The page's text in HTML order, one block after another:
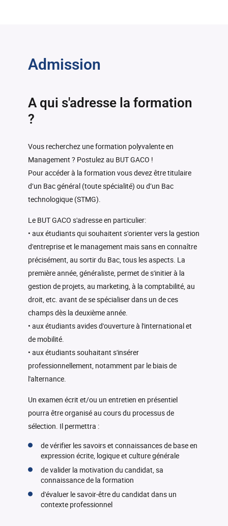
Admission
A qui s'adresse la formation
?
Vous recherchez une formation polyvalente en
Management ? Postulez au BUT GACO !
Pour accéder à la formation vous devez être titulaire
d’un Bac général (toute spécialité) ou d’un Bac
technologique (STMG).
Le BUT GACO s'adresse en particulier:
• aux étudiants qui souhaitent s'orienter vers la gestion
d'entreprise et le management mais sans en connaître
précisément, au sortir du Bac, tous les aspects. La
première année, généraliste, permet de s'initier à la
gestion de projets, au marketing, à la comptabilité, au
droit, etc. avant de se spécialiser dans un de ces
champs dès la deuxième année.
• aux étudiants avides d'ouverture à l'international et
de mobilité.
• aux étudiants souhaitant s'insérer
professionnellement, notamment par le biais de
l'alternance.
Un examen écrit et/ou un entretien en présentiel
pourra être organisé au cours du processus de
sélection. Il permettra :
de vérifier les savoirs et connaissances de base en
expression écrite, logique et culture générale
de valider la motivation du candidat, sa
connaissance de la formation
d'évaluer le savoir-être du candidat dans un
contexte professionnel